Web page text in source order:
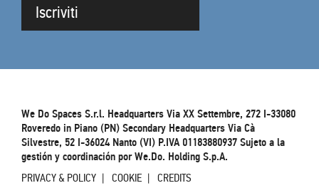
Iscriviti
We Do Spaces S.r.l. Headquarters Via XX Settembre, 272 I-33080
Roveredo in Piano (PN) Secondary Headquarters Via Cà
Silvestre, 52 I-36024 Nanto (VI) P.IVA 01183880937 Sujeto a la
gestión y coordinación por We.Do. Holding S.p.A.
PRIVACY & POLICY COOKIE
CREDITS